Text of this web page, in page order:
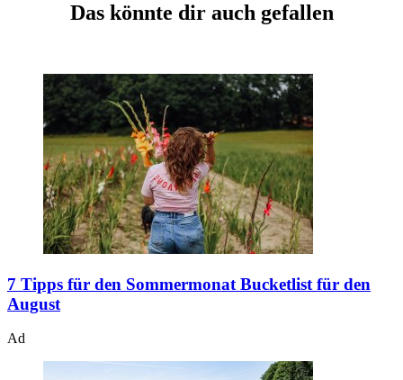
Das könnte dir auch gefallen
7 Tipps für den Sommermonat Bucketlist für den
August
Ad